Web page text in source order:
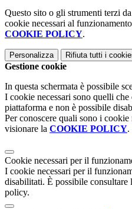
Questo sito o gli strumenti terzi
cookie necessari al
COOKIE POLICY.
Personalizza Rifiuta tutti i
Gestione cookie
In questa schermata è possibile
I cookie necessari sono quelli
piattaforma e non è possibile
Per conoscere quali sono i
visionare la COOKIE POLICY.
Cookie necessari per il
I cookie necessari per il
disabilitati. È possibile
policy.